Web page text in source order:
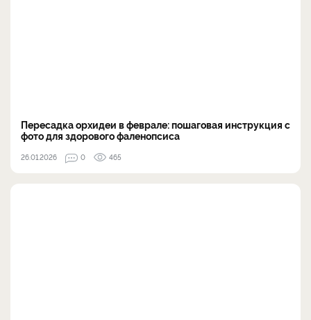
Пересадка орхидеи в феврале: пошаговая инструкция с
фото для здорового фаленопсиса
26.01.2026 0 465